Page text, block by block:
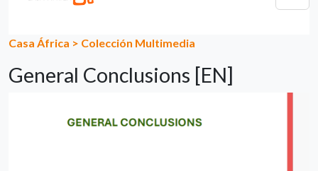
Casa África > Colección Multimedia
General Conclusions [EN]